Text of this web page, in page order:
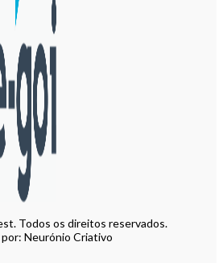
Todos os direitos reservados.
Neurónio Criativo